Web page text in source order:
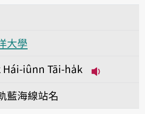
學
大學
Hái-iûnn Tāi-ha̍k
藍海線站名